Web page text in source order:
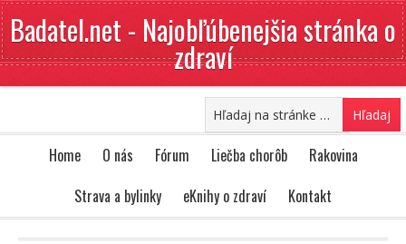
Badatel.net - Najobľúbenejšia stránka o
zdraví
Home O nás Fórum Liečba chorôb
Rakovina
Strava a bylinky
eKnihy o zdraví Kontakt